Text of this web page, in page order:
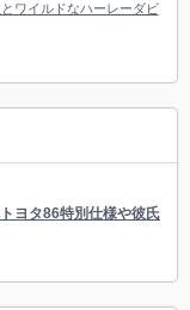
ワイルドなハーレーダビ
ヨタ86特別仕様や彼氏